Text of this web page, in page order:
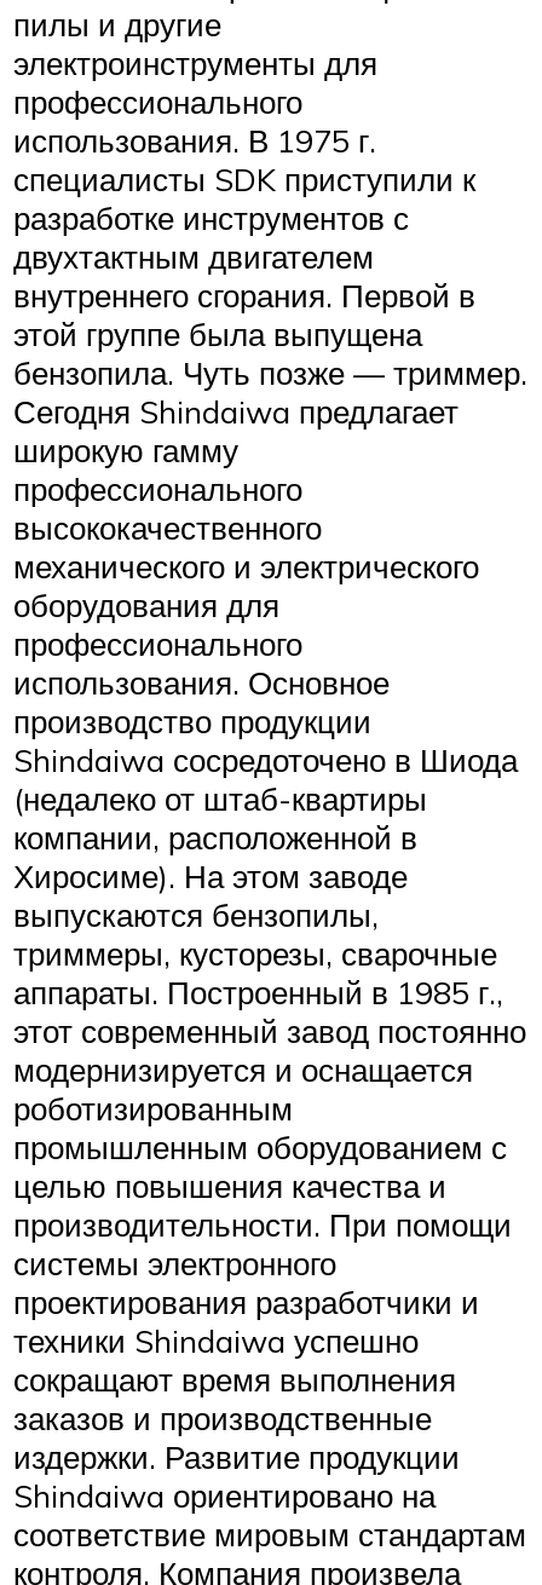
пилы и другие
электроинструменты для
профессионального
использования. В 1975 г.
специалисты SDK приступили к
разработке инструментов с
двухтактным двигателем
внутреннего сгорания. Первой в
этой группе была выпущена
бензопила. Чуть позже — триммер.
Сегодня Shindaiwa предлагает
широкую гамму
профессионального
высококачественного
механического и электрического
оборудования для
профессионального
использования. Основное
производство продукции
Shindaiwa сосредоточено в Шиода
(недалеко от штаб-квартиры
компании, расположенной в
Хиросиме). На этом заводе
выпускаются бензопилы,
триммеры, кусторезы, сварочные
аппараты. Построенный в 1985 г.,
этот современный завод постоянно
модернизируется и оснащается
роботизированным
промышленным оборудованием с
целью повышения качества и
производительности. При помощи
системы электронного
проектирования разработчики и
техники Shindaiwa успешно
сокращают время выполнения
заказов и производственные
издержки. Развитие продукции
Shindaiwa ориентировано на
соответствие мировым стандартам
контроля. Компания произвела